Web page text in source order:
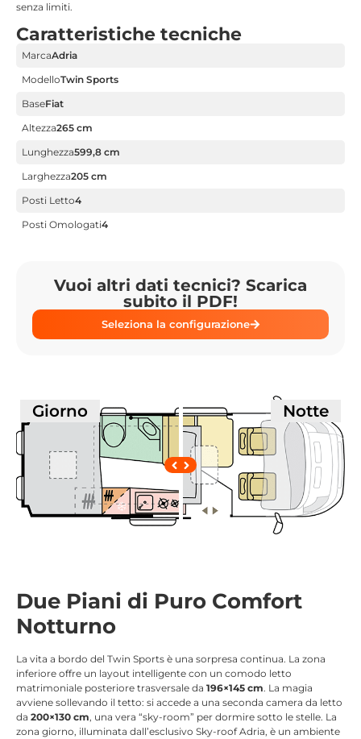
senza limiti.
Caratteristiche tecniche
MarcaAdria
ModelloTwin Sports
BaseFiat
Altezza265 cm
Lunghezza599,8 cm
Larghezza205 cm
Posti Letto4
Posti Omologati4
Vuoi altri dati tecnici? Scarica
subito il PDF!
Seleziona la configurazione
Giorno Notte
Due Piani di Puro Comfort
Notturno
La vita a bordo del Twin Sports è una sorpresa continua. La zona
inferiore offre un layout intelligente con un comodo letto
matrimoniale posteriore trasversale da 196×145 cm. La magia
avviene sollevando il tetto: si accede a una seconda camera da letto
da 200×130 cm, una vera “sky-room” per dormire sotto le stelle. La
zona giorno, illuminata dall’esclusivo Sky-roof Adria, è un ambiente